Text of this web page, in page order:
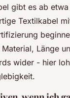
gibt es ab
Textilkabel
Länge
wider - hier